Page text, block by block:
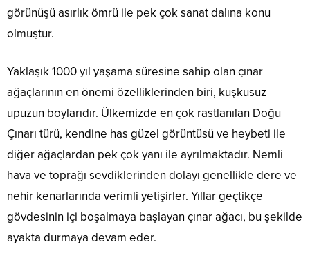
görünüşü asırlık ömrü ile pek çok sanat dalına konu
olmuştur.
Yaklaşık 1000 yıl yaşama süresine sahip olan çınar
ağaçlarının en önemi özelliklerinden biri, kuşkusuz
upuzun boylarıdır. Ülkemizde en çok rastlanılan Doğu
Çınarı türü, kendine has güzel görüntüsü ve heybeti ile
diğer ağaçlardan pek çok yanı ile ayrılmaktadır. Nemli
hava ve toprağı sevdiklerinden dolayı genellikle dere ve
nehir kenarlarında verimli yetişirler. Yıllar geçtikçe
gövdesinin içi boşalmaya başlayan çınar ağacı, bu şekilde
ayakta durmaya devam eder.